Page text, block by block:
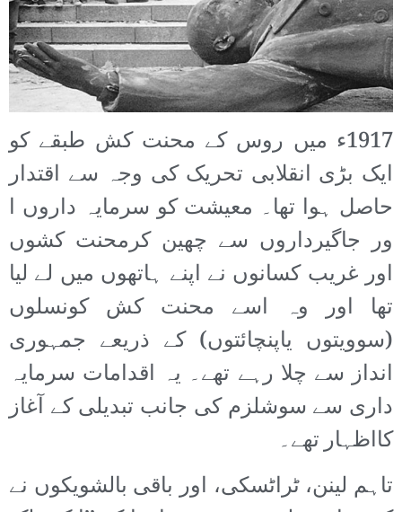
1917ء میں روس کے محنت کش طبقے کو
ایک بڑی انقلابی تحریک کی وجہ سے اقتدار
حاصل ہوا تھا۔ معیشت کو سرمایہ داروں ا
ور جاگیرداروں سے چھین کرمحنت کشوں
اور غریب کسانوں نے اپنے ہاتھوں میں لے لیا
تھا اور وہ اسے محنت کش کونسلوں
(سوویتوں یاپنچائتوں) کے ذریعے جمہوری
انداز سے چلا رہے تھے۔ یہ اقدامات سرمایہ
داری سے سوشلزم کی جانب تبدیلی کے آغاز
کااظہار تھے۔
تاہم لینن، ٹراٹسکی، اور باقی بالشویکوں نے